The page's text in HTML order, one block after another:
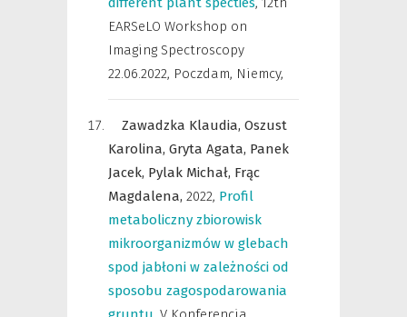
EARSeLO Workshop on
Imaging Spectroscopy
22.06.2022, Poczdam, Niemcy,
Zawadzka Klaudia, Oszust
Karolina, Gryta Agata, Panek
Jacek, Pylak Michał, Frąc
Magdalena, 2022, Profil
metaboliczny zbiorowisk
mikroorganizmów w glebach
spod jabłoni w zależności od
sposobu zagospodarowania